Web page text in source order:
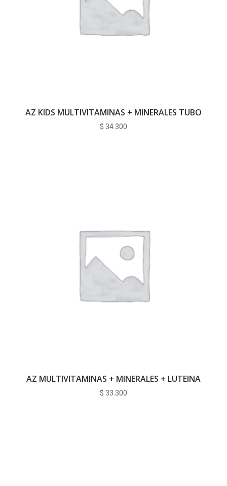
AZ KIDS MULTIVITAMINAS + MINERALES TUBO
$ 34.300
AZ MULTIVITAMINAS + MINERALES + LUTEINA
$ 33.300